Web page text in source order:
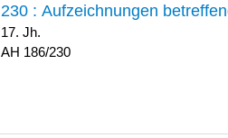
230 : Aufzeichnungen
17. Jh.
186/230